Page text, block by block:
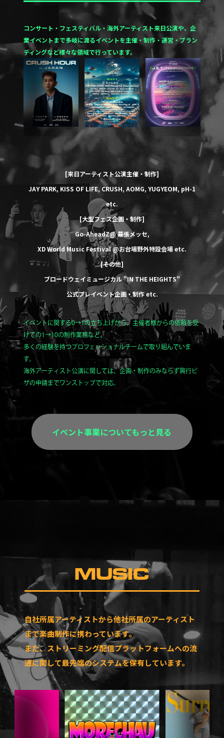
コンサート・フェスティバル・海外アーティスト来日公演や、企
業イベントまで多岐に渡るイベントを主催・制作・運営・ブラン
ディングなど様々な領域で行っています。
[来日アーティスト公演主催・制作]
JAY PARK, KISS OF LIFE, CRUSH, AOMG, YUGYEOM, pH-1
etc.
[大型フェス企画・制作]
Go-AheadZ@ 幕張メッセ,
XD World Music Festival @お台場野外特設会場etc.
[その他]
ブロードウェイミュージカル"IN THE HEIGHTS"
公式プレイベント企画・制作etc.
イベントに関する0→1の立ち上げから、主催者様からの依頼を受
けての1→10の制作業務など、
多くの経験を持つプロフェッショナルチームで取り組んでいま
す。
海外アーティスト公演に関しては、企画・制作のみならず興行ビ
ザの申請までワンストップで対応。
イベント事業についてもっと見る
MUSIC
自社所属アーティストから他社所属のアーティスト
まで楽曲制作に携わっています。
また、ストリーミング配信プラットフォームへの流
通に関して最先端のシステムを保有しています。